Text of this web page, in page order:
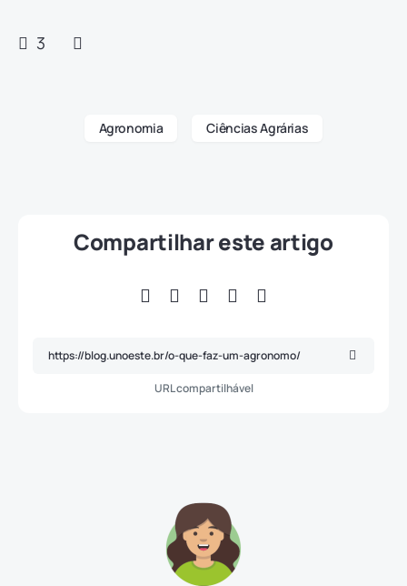
3
Agronomia Ciências Agrárias
Compartilhar este artigo
URL compartilhável